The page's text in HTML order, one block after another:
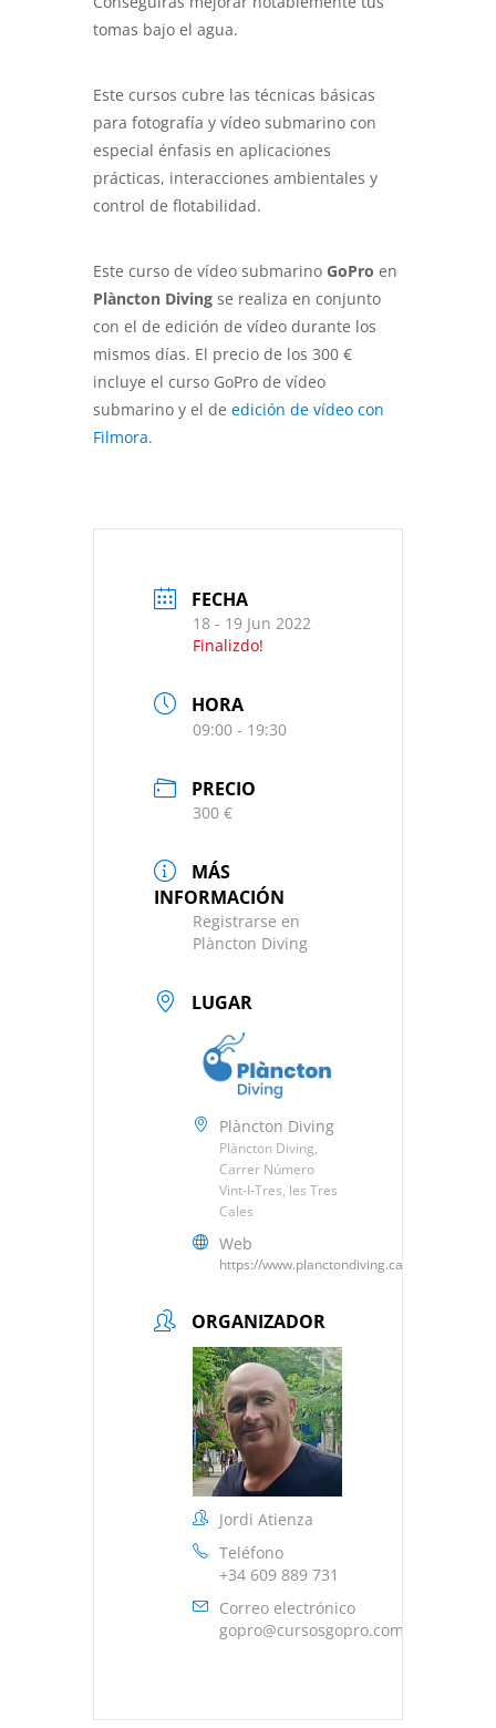
tomas bajo el agua.
Este cursos cubre las técnicas básicas
para fotografía y vídeo submarino con
especial énfasis en aplicaciones
prácticas, interacciones ambientales y
control de flotabilidad.
Este curso de vídeo submarino GoPro en
Plàncton Diving se realiza en conjunto
con el de edición de vídeo durante los
mismos días. El precio de los 300 €
incluye el curso GoPro de vídeo
submarino y el de edición de vídeo con
Filmora.
FECHA
18 - 19 Jun 2022
Finalizdo!
HORA
09:00 - 19:30
PRECIO
300 €
MÁS
INFORMACIÓN
Registrarse en
Plàncton Diving
LUGAR
Plàncton Diving
Plàncton Diving,
Carrer Número
Vint-I-Tres, les Tres
Cales
Web
https://www.planctondiving.cat
ORGANIZADOR
Jordi Atienza
Teléfono
+34 609 889 731
Correo electrónico
gopro@cursosgopro.com